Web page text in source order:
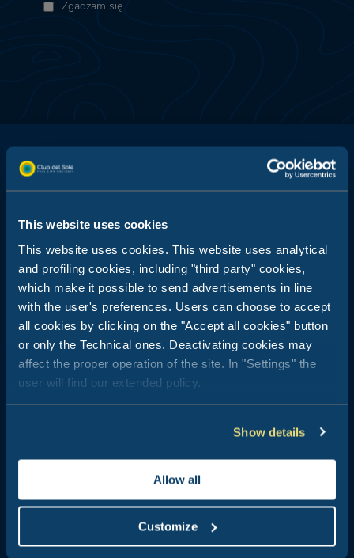
This website uses cookies
This website uses cookies. This website uses analytical
and profiling cookies, including "third party" cookies,
which make it possible to send advertisements in line
with the user's preferences. Users can choose to accept
all cookies by clicking on the "Accept all cookies" button
or only the Technical ones. Deactivating cookies may
affect the proper operation of the site. In "Settings" the
user will find our extended policy.
Show details
Allow all
Customize
Zgadzam się
Club del Sole jest synonimem wakacji na świeżym powietrzu: 29
wiosek wakacyjnych położonych o krok od morza, w górach,
wzdłuż wybrzeży najpopularniejszych włoskich letnich
miejscowości wypoczynkowych.
Centrala rezerwacji:
+39 0543 24108
Dla agencji i touroperatorów:
+39 0543 1908711(pon.-pt. / 09:00-18:00)
Grupy i MICE:
+39 0543 1908740 (pon.-pt. / 09:00-18:00)
Kim jesteśmy
Wiadomości z Club del Sole
Ty żyjesz Club Del Sole